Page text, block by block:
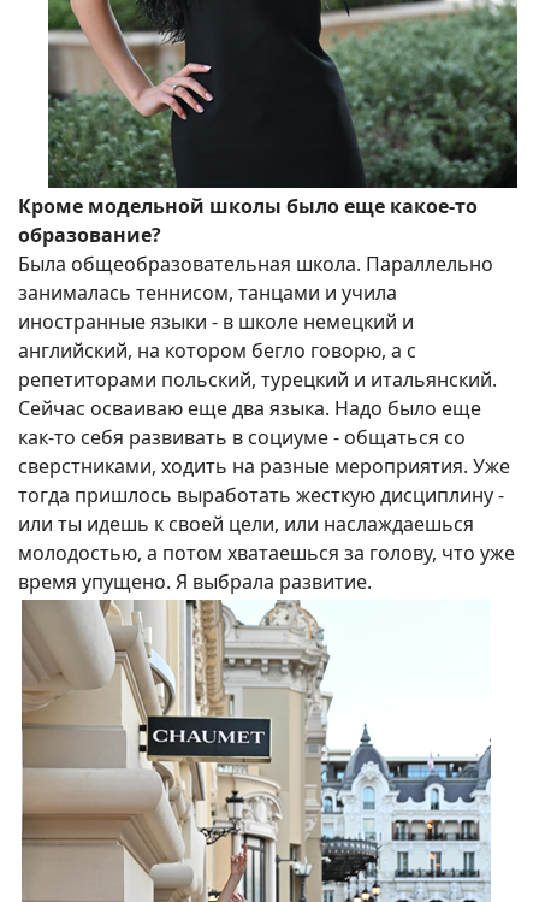
Кроме модельной школы было еще какое-то
образование?
Была общеобразовательная школа. Параллельно
занималась теннисом, танцами и учила
иностранные языки - в школе немецкий и
английский, на котором бегло говорю, а с
репетиторами польский, турецкий и итальянский.
Сейчас осваиваю еще два языка. Надо было еще
как-то себя развивать в социуме - общаться со
сверстниками, ходить на разные мероприятия. Уже
тогда пришлось выработать жесткую дисциплину -
или ты идешь к своей цели, или наслаждаешься
молодостью, а потом хватаешься за голову, что уже
время упущено. Я выбрала развитие.